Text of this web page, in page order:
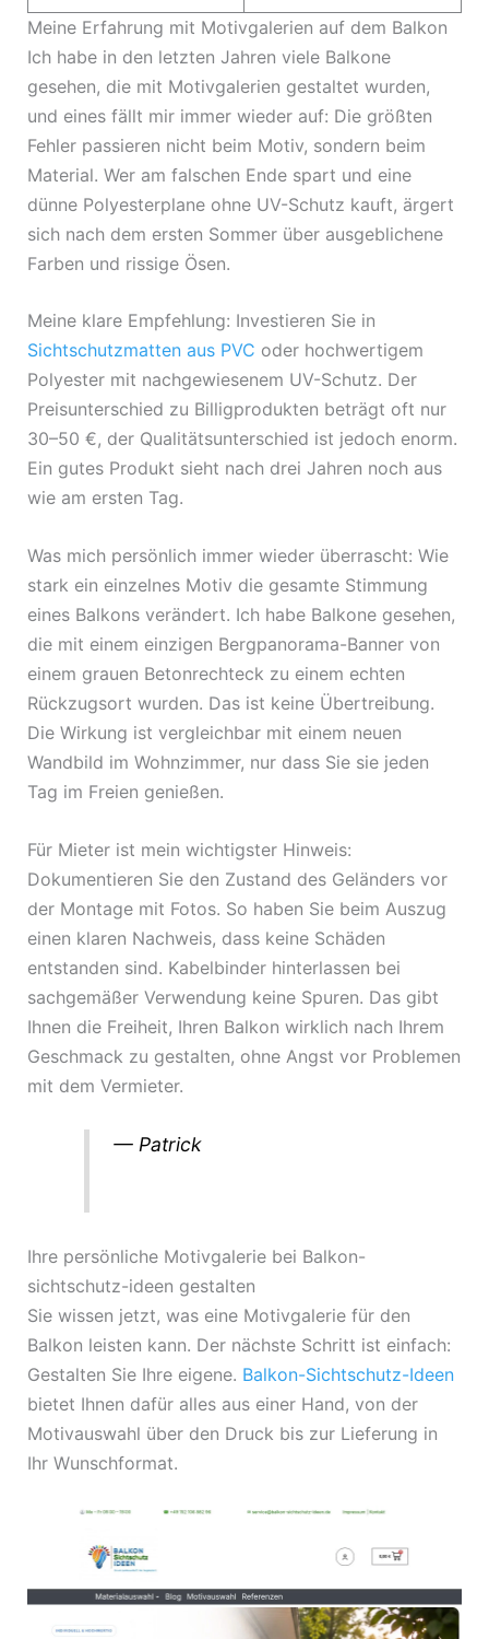
Meine Erfahrung mit Motivgalerien auf dem Balkon
Ich habe in den letzten Jahren viele Balkone
gesehen, die mit Motivgalerien gestaltet wurden,
und eines fällt mir immer wieder auf: Die größten
Fehler passieren nicht beim Motiv, sondern beim
Material. Wer am falschen Ende spart und eine
dünne Polyesterplane ohne UV-Schutz kauft, ärgert
sich nach dem ersten Sommer über ausgeblichene
Farben und rissige Ösen.
Meine klare Empfehlung: Investieren Sie in
Sichtschutzmatten aus PVC oder hochwertigem
Polyester mit nachgewiesenem UV-Schutz. Der
Preisunterschied zu Billigprodukten beträgt oft nur
30–50 €, der Qualitätsunterschied ist jedoch enorm.
Ein gutes Produkt sieht nach drei Jahren noch aus
wie am ersten Tag.
Was mich persönlich immer wieder überrascht: Wie
stark ein einzelnes Motiv die gesamte Stimmung
eines Balkons verändert. Ich habe Balkone gesehen,
die mit einem einzigen Bergpanorama-Banner von
einem grauen Betonrechteck zu einem echten
Rückzugsort wurden. Das ist keine Übertreibung.
Die Wirkung ist vergleichbar mit einem neuen
Wandbild im Wohnzimmer, nur dass Sie sie jeden
Tag im Freien genießen.
Für Mieter ist mein wichtigster Hinweis:
Dokumentieren Sie den Zustand des Geländers vor
der Montage mit Fotos. So haben Sie beim Auszug
einen klaren Nachweis, dass keine Schäden
entstanden sind. Kabelbinder hinterlassen bei
sachgemäßer Verwendung keine Spuren. Das gibt
Ihnen die Freiheit, Ihren Balkon wirklich nach Ihrem
Geschmack zu gestalten, ohne Angst vor Problemen
mit dem Vermieter.
— Patrick
Ihre persönliche Motivgalerie bei Balkon-
sichtschutz-ideen gestalten
Sie wissen jetzt, was eine Motivgalerie für den
Balkon leisten kann. Der nächste Schritt ist einfach:
Gestalten Sie Ihre eigene. Balkon-Sichtschutz-Ideen
bietet Ihnen dafür alles aus einer Hand, von der
Motivauswahl über den Druck bis zur Lieferung in
Ihr Wunschformat.